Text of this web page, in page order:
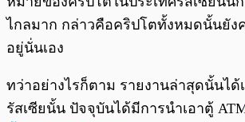
ไกลมาก กล่าวคือคริปโตทั้งหมดนั้นยัง
อยู่นั่นเอง
ทว่าอย่างไรก็ตาม รายงานล่าสุดนั้นได้
รัสเซียนั้น ปัจจุบันได้มีการนำเอาตู้